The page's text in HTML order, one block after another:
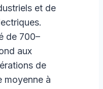
et de
de 700–
aux
de
moyenne à